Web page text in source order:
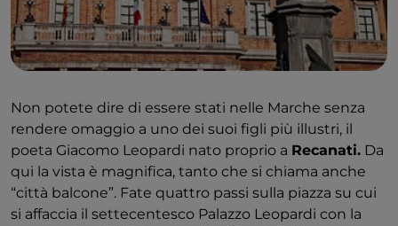
Non potete dire di essere stati nelle Marche senza
rendere omaggio a uno dei suoi figli più illustri, il
poeta Giacomo Leopardi nato proprio a Recanati. Da
qui la vista è magnifica, tanto che si chiama anche
“città balcone”. Fate quattro passi sulla piazza su cui
si affaccia il settecentesco Palazzo Leopardi con la